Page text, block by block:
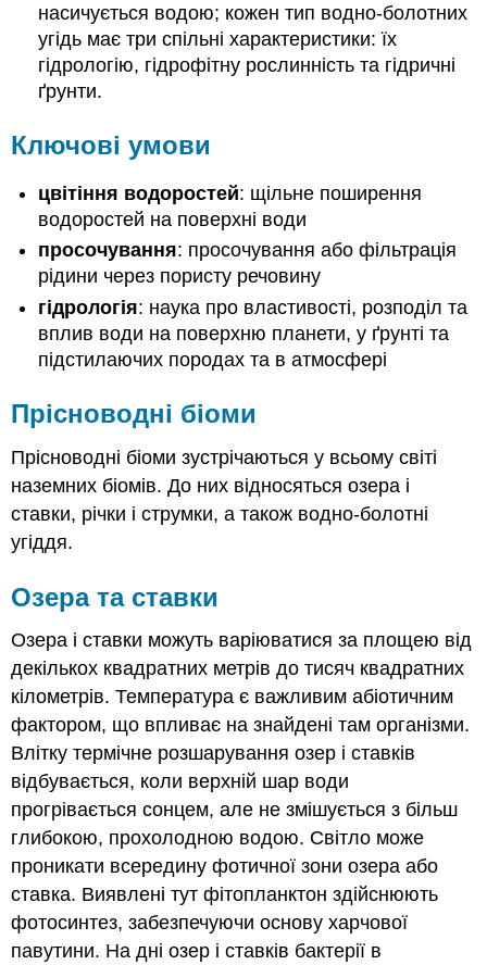
насичується водою; кожен тип водно-болотних
угідь має три спільні характеристики: їх
гідрологію, гідрофітну рослинність та гідричні
ґрунти.
Ключові умови
цвітіння водоростей: щільне поширення
водоростей на поверхні води
просочування: просочування або фільтрація
рідини через пористу речовину
гідрологія: наука про властивості, розподіл та
вплив води на поверхню планети, у ґрунті та
підстилаючих породах та в атмосфері
Прісноводні біоми
Прісноводні біоми зустрічаються у всьому світі
наземних біомів. До них відносяться озера і
ставки, річки і струмки, а також водно-болотні
угіддя.
Озера та ставки
Озера і ставки можуть варіюватися за площею від
декількох квадратних метрів до тисяч квадратних
кілометрів. Температура є важливим абіотичним
фактором, що впливає на знайдені там організми.
Влітку термічне розшарування озер і ставків
відбувається, коли верхній шар води
прогрівається сонцем, але не змішується з більш
глибокою, прохолодною водою. Світло може
проникати всередину фотичної зони озера або
ставка. Виявлені тут фітопланктон здійснюють
фотосинтез, забезпечуючи основу харчової
павутини. На дні озер і ставків бактерії в